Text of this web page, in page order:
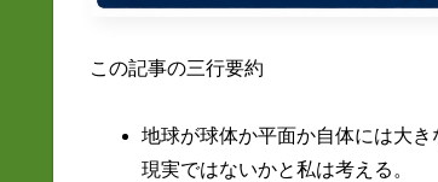
この記事の三行要約
地球が球体か平面か自体には大
現実ではないかと私は考える。